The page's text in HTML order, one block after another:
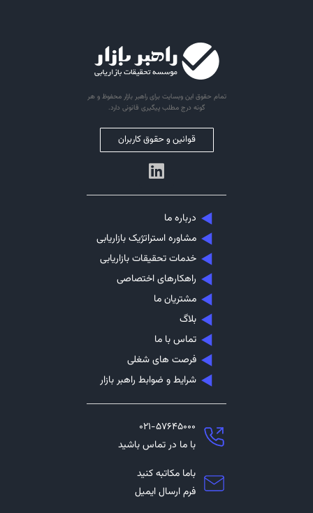
تمام حقوق این وبسایت برای راهبر بازار محفوظ و هر
گونه درج مطلب پیگیری قانونی دارد.
قوانین و حقوق کاربران
درباره ما
مشاوره استراتژیک بازاریابی
خدمات تحقیقات بازاریابی
راهکارهای اختصاصی
مشتریان ما
بلاگ
تماس با ما
فرصت های شغلی
شرایط و ضوابط راهبر بازار
۰۲۱-۵۷۶۴۵۰۰۰
با ما در تماس باشید
باما مکاتبه کنید
فرم ارسال ایمیل